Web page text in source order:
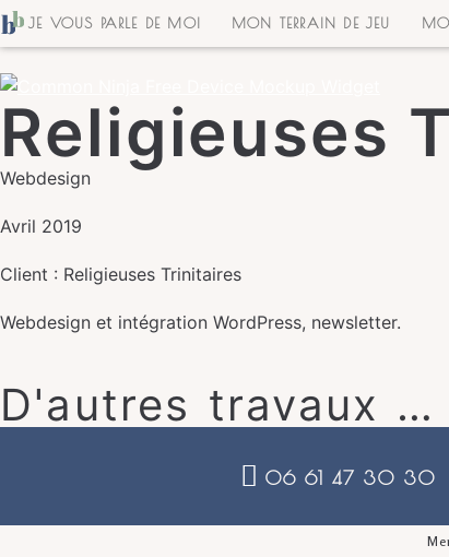
JE VOUS PARLE DE MOI MON TERRAIN DE JEU
Religieuses
Webdesign
Avril 2019
Client : Religieuses Trinitaires
Webdesign et intégration WordPress, newsletter.
D'autres travaux …
06 61 47 30 30